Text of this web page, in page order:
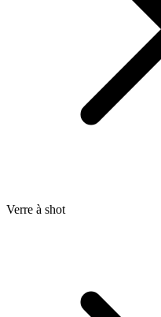
Verre à shot